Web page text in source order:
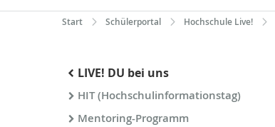
Start Schülerportal Hochschule Live!
LIVE! DU bei uns
HIT (Hochschulinformationstag)
Mentoring-Programm